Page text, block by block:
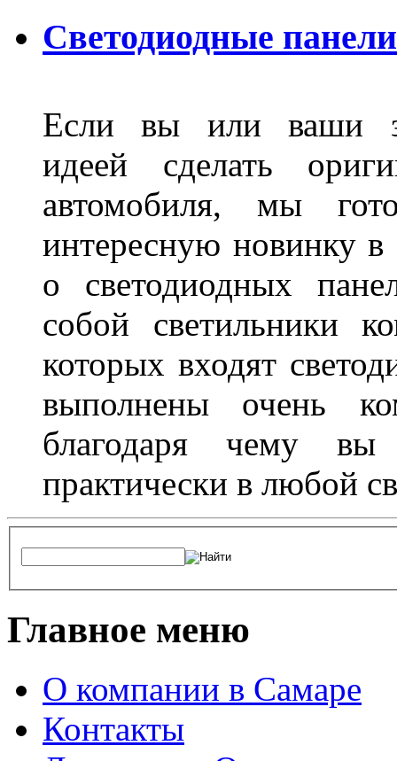
Светодиодные
Если вы или ваши
идеей сделать
автомобиля, мы
интересную новинку в
о светодиодных
собой светильники
которых входят
выполнены очень
благодаря чему вы
практически в любой
Главное меню
О компании в Самаре
Контакты